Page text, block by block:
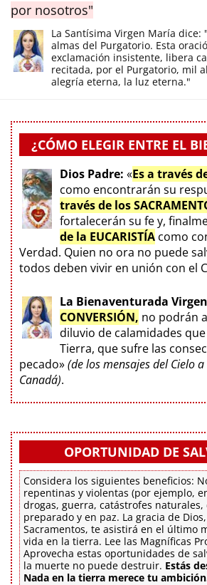
por nosotros"
La Santísima Virgen María
almas del Purgatorio. Esta
exclamación insistente, libera
recitada, por el Purgatorio, mil
alegría eterna, la luz eterna."
¿CÓMO ELEGIR ENTRE EL
Dios Padre: «Es a través
como encontrarán su
través de los
fortalecerán su fe y,
de la EUCARISTÍA como
Verdad. Quien no ora no puede
todos deben vivir en unión con el
La Bienaventurada
CONVERSIÓN, no podrán
diluvio de calamidades
Tierra, que sufre las
pecado»(de los mensajes del Cielo
Canadá).
OPORTUNIDAD DE
Considera los siguientes beneficios:
repentinas y violentas (por ejemplo,
drogas, guerra, catástrofes naturales,
preparado y en paz. La gracia de
Sacramentos, te asistirá en el último
vida en la tierra. Lee las Magníficas
Aprovecha estas oportunidades de
la muerte no puede destruir. Estás
Nada en la tierra merece tu